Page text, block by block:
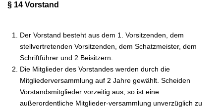
§ 14 Vorstand
Der Vorstand besteht aus dem 1. Vorsitzenden, dem
stellvertretenden Vorsitzenden, dem Schatzmeister, dem
Schriftführer und 2 Beisitzern.
Die Mitglieder des Vorstandes werden durch die
Mitgliederversammlung auf 2 Jahre gewählt. Scheiden
Vorstandsmitglieder vorzeitig aus, so ist eine
außerordentliche Mitglieder-versammlung unverzüglich zu